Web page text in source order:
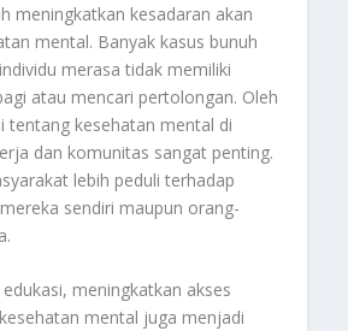
meningkatkan kesadaran akan
mental. Banyak kasus bunuh
merasa tidak memiliki
atau mencari pertolongan. Oleh
tentang kesehatan mental di
dan komunitas sangat penting.
lebih peduli terhadap
sendiri maupun orang-
meningkatkan akses
mental juga menjadi